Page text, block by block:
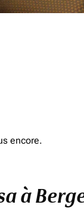
encore.
à